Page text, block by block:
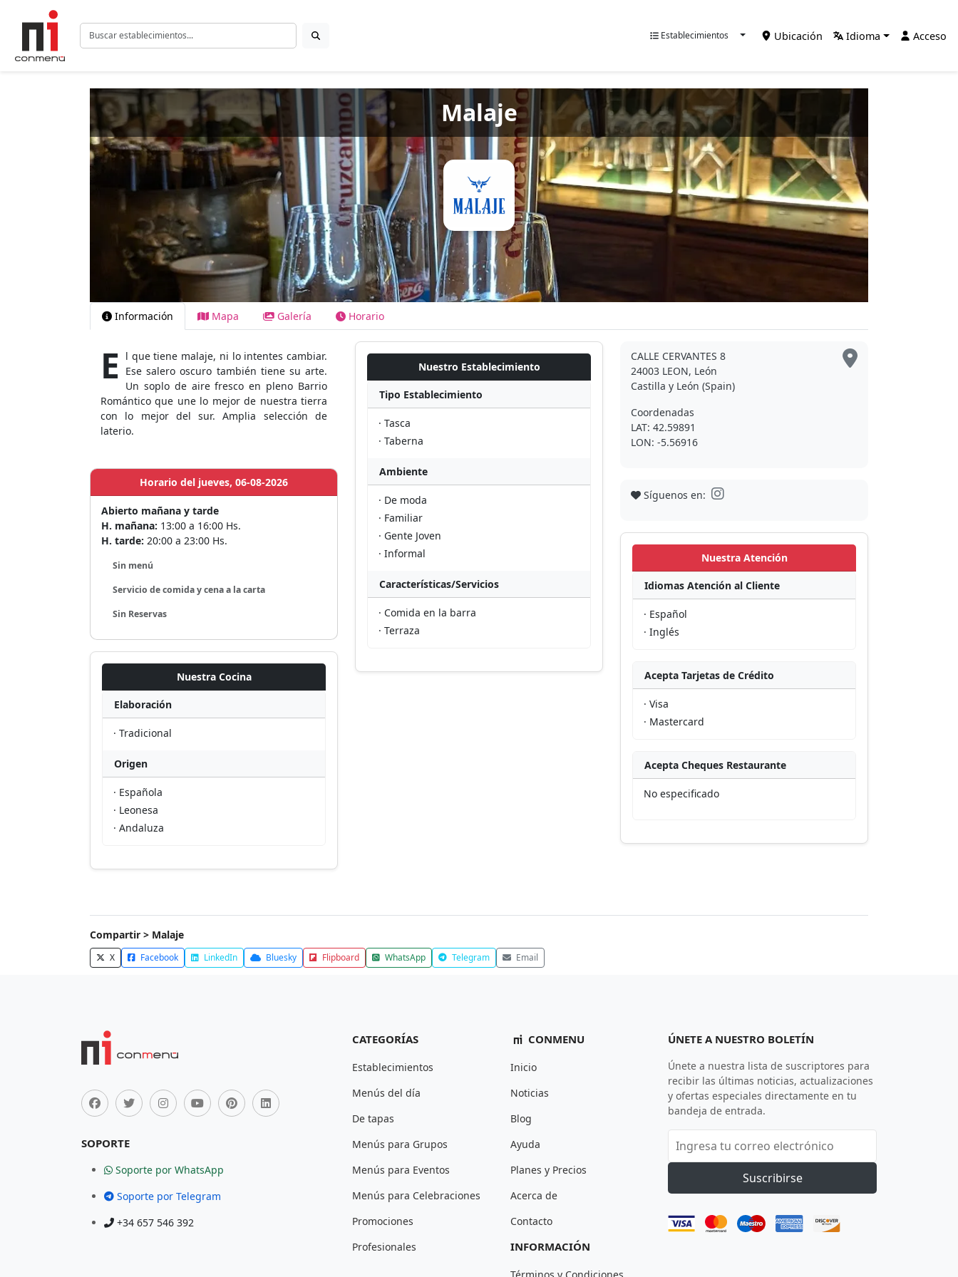
Establecimientos Ubicación Idioma Acceso
Malaje
Información Mapa Galería Horario
E
l que tiene malaje, ni lo intentes cambiar.
Ese salero oscuro también tiene su arte.
Un soplo de aire fresco en pleno Barrio
Romántico que une lo mejor de nuestra tierra
con lo mejor del sur. Amplia selección de
laterio.
Horario del jueves, 06-08-2026
Abierto mañana y tarde
H. mañana: 13:00 a 16:00 Hs.
H. tarde: 20:00 a 23:00 Hs.
Sin menú
Servicio de comida y cena a la carta
Sin Reservas
Nuestra Cocina
Elaboración
· Tradicional
Origen
· Española
· Leonesa
· Andaluza
Nuestro Establecimiento
Tipo Establecimiento
· Tasca
· Taberna
Ambiente
· De moda
· Familiar
· Gente Joven
· Informal
Características/Servicios
· Comida en la barra
· Terraza
CALLE CERVANTES 8
24003 LEON, León
Castilla y León (Spain)
Coordenadas
LAT: 42.59891
LON: -5.56916
Síguenos en:
Nuestra Atención
Idiomas Atención al Cliente
· Español
· Inglés
Acepta Tarjetas de Crédito
· Visa
· Mastercard
Acepta Cheques Restaurante
No especificado
Compartir > Malaje
X Facebook LinkedIn Bluesky Flipboard WhatsApp Telegram Email
SOPORTE
Soporte por WhatsApp
Soporte por Telegram
+34 657 546 392
CATEGORÍAS
Establecimientos
Menús del día
De tapas
Menús para Grupos
Menús para Eventos
Menús para Celebraciones
Promociones
Profesionales
CONMENU
Inicio
Noticias
Blog
Ayuda
Planes y Precios
Acerca de
Contacto
INFORMACIÓN
ÚNETE A NUESTRO BOLETÍN
Únete a nuestra lista de suscriptores para
recibir las últimas noticias, actualizaciones
y ofertas especiales directamente en tu
bandeja de entrada.
Suscribirse